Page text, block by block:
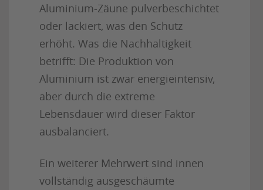
Aluminium-Zäune pulverbeschichtet
oder lackiert, was den Schutz
erhöht. Was die Nachhaltigkeit
betrifft: Die Produktion von
Aluminium ist zwar energieintensiv,
aber durch die extreme
Lebensdauer wird dieser Faktor
ausbalanciert.
Ein weiterer Mehrwert sind innen
vollständig ausgeschäumte